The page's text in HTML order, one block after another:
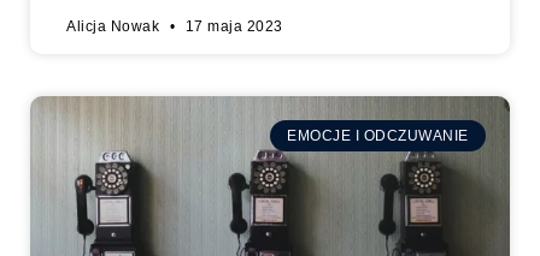
Alicja Nowak 17 maja 2023
EMOCJE I ODCZUWANIE